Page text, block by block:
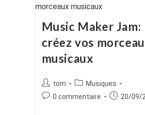
Music Maker Jam:
créez vos
musicaux
Auteur/autrice
de
tom
Post
category:
Musiques
Commentaires
0 commentaire
Publication
20/09/